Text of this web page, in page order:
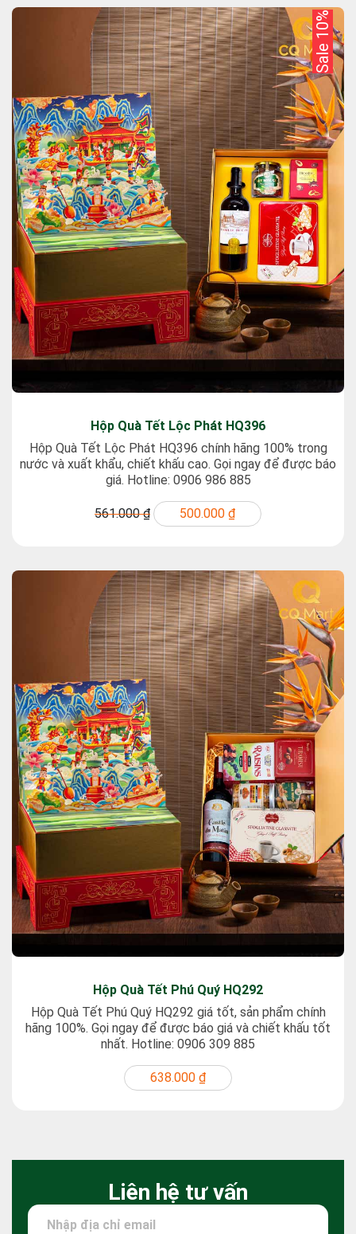
Sale 10%
Hộp Quà Tết Lộc Phát HQ396
Hộp Quà Tết Lộc Phát HQ396 chính hãng 100% trong
nước và xuất khẩu, chiết khấu cao. Gọi ngay để được báo
giá. Hotline: 0906 986 885
561.000 ₫ 500.000 ₫
Hộp Quà Tết Phú Quý HQ292
Hộp Quà Tết Phú Quý HQ292 giá tốt, sản phẩm chính
hãng 100%. Gọi ngay để được báo giá và chiết khấu tốt
nhất. Hotline: 0906 309 885
638.000 ₫
Liên hệ tư vấn